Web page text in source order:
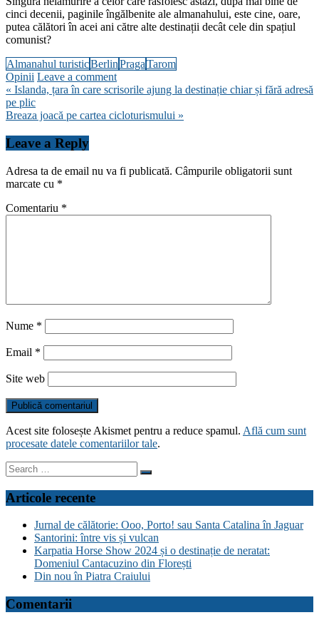
cinci decenii, paginile îngălbenite ale almanahului, este cine, oare,
putea călători în acei ani către alte destinații decât cele din spațiul
comunist?
Almanahul turisticBerlinPragaTarom
Opinii Leave a comment
Navigare
în
articole
« Islanda, țara în care scrisorile ajung la destinație chiar și fără adresă
pe plic
Breaza joacă pe cartea cicloturismului »
Leave a Reply
Adresa ta de email nu va fi publicată. Câmpurile obligatorii sunt
marcate cu *
Comentariu *
Nume *
Email *
Site web
Acest site folosește Akismet pentru a reduce spamul. Află cum sunt
procesate datele comentariilor tale.
Search
for:
Articole recente
Jurnal de călătorie: Ooo, Porto! sau Santa Catalina în Jaguar
Santorini: între vis și vulcan
Karpatia Horse Show 2024 și o destinație de neratat:
Domeniul Cantacuzino din Florești
Din nou în Piatra Craiului
Comentarii